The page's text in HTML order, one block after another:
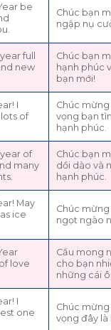
be
Chúc bạn
ngập nụ
full
new
Chúc bạn
hạnh phúc
bạn mới!
I
of
Chúc mừng
vọng bạn
hạnh phúc.
of
many
Chúc bạn
dồi dào và
hạnh phúc.
May
ice
Chúc
ngọt ngào
love
Cầu mong
cho bạn
những cái
I
one
Chúc mừng
vọng đây là